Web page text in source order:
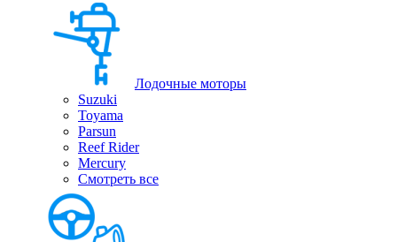
Лодочные моторы
Suzuki
Toyama
Parsun
Reef Rider
Mercury
Смотреть все